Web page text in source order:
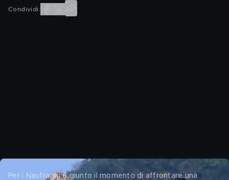
Condividi:
Per i Naufraghi è giunto il momento di affrontare una